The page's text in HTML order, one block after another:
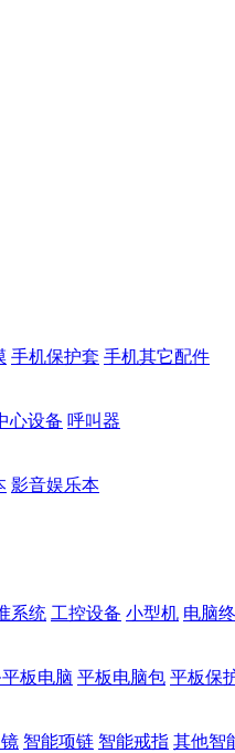
手机保护套 手机其它配件
心设备 呼叫器
影音娱乐本
系统 工控设备 小型机 电脑
板电脑 平板电脑包 平板保
智能项链 智能戒指 其他智